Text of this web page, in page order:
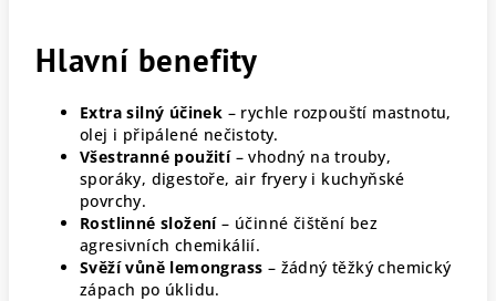
Hlavní benefity
Extra silný účinek – rychle rozpouští mastnotu,
olej i připálené nečistoty.
Všestranné použití– vhodný na trouby,
sporáky, digestoře, air fryery i kuchyňské
povrchy.
Rostlinné složení– účinné čištění bez
agresivních chemikálií.
Svěží vůně lemongrass – žádný těžký chemický
zápach po úklidu.